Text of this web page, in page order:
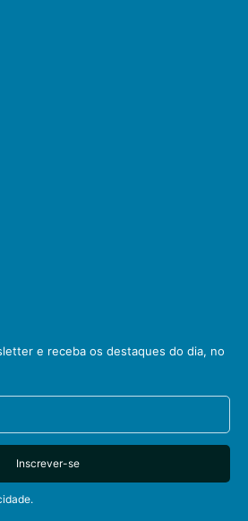
e receba os destaques do dia, no
Inscrever-se